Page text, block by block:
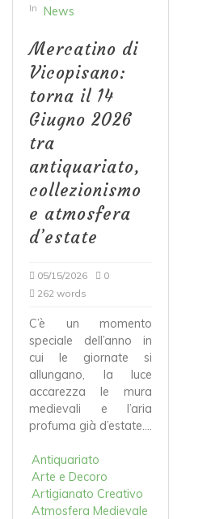
In News
Mercatino di
Vicopisano:
torna il 14
Giugno 2026
tra
antiquariato,
collezionismo
e atmosfera
d’estate
05/15/2026
0
262 words
C’è un momento
speciale dell’anno in
cui le giornate si
allungano, la luce
accarezza le mura
medievali e l’aria
profuma già d’estate....
Antiquariato
Arte e Decoro
Artigianato Creativo
Atmosfera Medievale